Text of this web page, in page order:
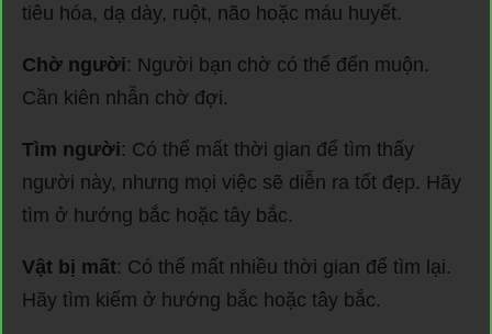
tiêu hóa, dạ dày, ruột, não hoặc máu huyết.
Chờ người: Người bạn chờ có thể đến muộn.
Cần kiên nhẫn chờ đợi.
Tìm người: Có thể mất thời gian để tìm thấy
người này, nhưng mọi việc sẽ diễn ra tốt đẹp. Hãy
tìm ở hướng bắc hoặc tây bắc.
Vật bị mất: Có thể mất nhiều thời gian để tìm lại.
Hãy tìm kiếm ở hướng bắc hoặc tây bắc.